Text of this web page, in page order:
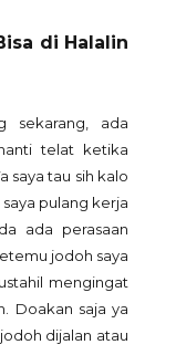
di Halalin
sekarang, ada
telat ketika
saya tau sih kalo
pulang kerja
ada perasaan
jodoh saya
mengingat
Doakan saja ya
dijalan atau